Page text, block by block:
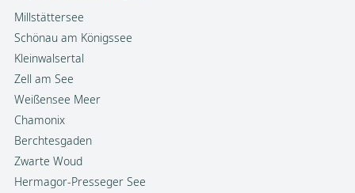
Millstättersee
Schönau am Königssee
Kleinwalsertal
Zell am See
Weißensee Meer
Chamonix
Berchtesgaden
Zwarte Woud
Hermagor-Presseger See